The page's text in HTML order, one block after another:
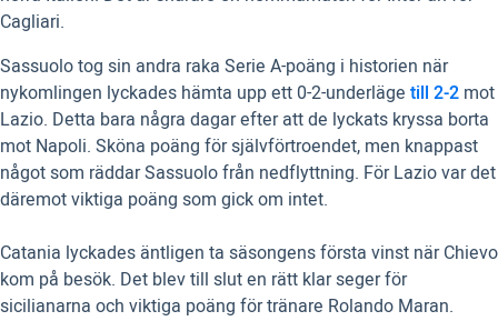
Cagliari.
Sassuolo tog sin andra raka Serie A-poäng i historien när
nykomlingen lyckades hämta upp ett 0-2-underläge till 2-2 mot
Lazio. Detta bara några dagar efter att de lyckats kryssa borta
mot Napoli. Sköna poäng för självförtroendet, men knappast
något som räddar Sassuolo från nedflyttning. För Lazio var det
däremot viktiga poäng som gick om intet.
Catania lyckades äntligen ta säsongens första vinst när Chievo
kom på besök. Det blev till slut en rätt klar seger för
sicilianarna och viktiga poäng för tränare Rolando Maran.